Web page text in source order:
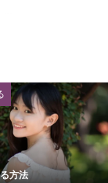
方法